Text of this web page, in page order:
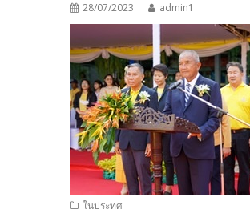
28/07/2023 admin1
ในประทศ